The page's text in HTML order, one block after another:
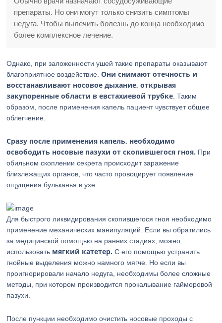
препараты. Но они могут только снизить симптомы
недуга. Чтобы вылечить болезнь до конца необходимо
более комплексное лечение.
Однако, при заложенности ушей такие препараты оказывают
благоприятное воздействие.Они снимают отечность и
восстанавливают носовое дыхание, открывая
закупоренные области в евстахиевой трубке . Таким
образом, после применения капель пациент чувствует общее
облегчение.
Сразу после применения капель, необходимо
освободить носовые пазухи от скопившегося гноя. При
обильном скоплении секрета происходит заражение
близлежащих органов, что часто провоцирует появление
ощущения бульканья в ухе.
Для быстрого ликвидирования скопившегося гноя необходимо
применение механических манипуляций. Если вы обратились
за медицинской помощью на ранних стадиях, можно
использовать мягкий катетер. С его помощью устранить
гнойные выделения можно намного мягче. Но если вы
проигнорировали начало недуга, необходимы более сложные
методы, при котором производится прокалывание гайморовой
пазухи.
После пункции необходимо очистить носовые проходы с